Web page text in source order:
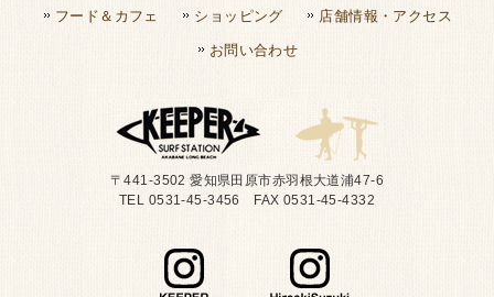
フード＆カフェ ショッピング 店舗情報・アクセス
お問い合わせ
〒441-3502 愛知県田原市赤羽根大道浦47-6
TEL 0531-45-3456 FAX 0531-45-4332